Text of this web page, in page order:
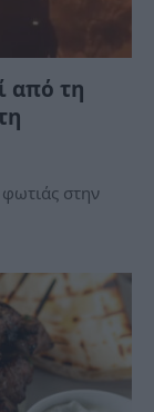
από τη
στην